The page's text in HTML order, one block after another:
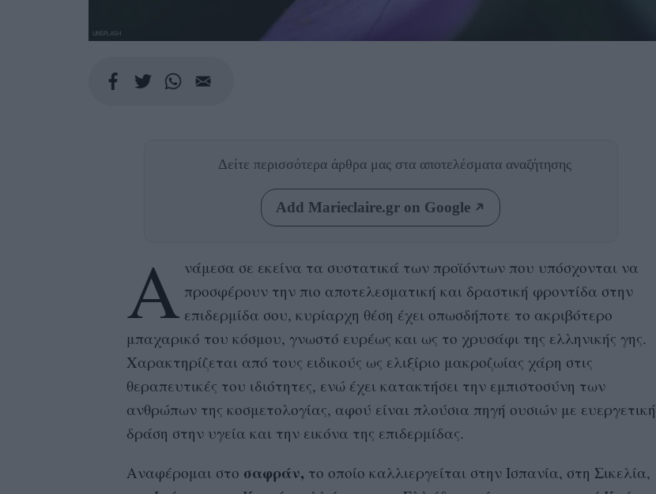
UNSPLASH
Δείτε περισσότερα άρθρα μας στα αποτελέσματα αναζήτησης
Add Marieclaire.gr on Google
Α νάμεσα σε εκείνα τα συστατικά των προϊόντων που υπόσχονται να
προσφέρουν την πιο αποτελεσματική και δραστική φροντίδα στην
επιδερμίδα σου, κυρίαρχη θέση έχει οπωσδήποτε το ακριβότερο
μπαχαρικό του κόσμου, γνωστό ευρέως και ως το χρυσάφι της ελληνικής γης.
Χαρακτηρίζεται από τους ειδικούς ως ελιξίριο μακροζωίας χάρη στις
θεραπευτικές του ιδιότητες, ενώ έχει κατακτήσει την εμπιστοσύνη των
ανθρώπων της κοσμετολογίας, αφού είναι πλούσια πηγή ουσιών με ευεργετική
δράση στην υγεία και την εικόνα της επιδερμίδας.
Αναφέρομαι στο σαφράν, το οποίο καλλιεργείται στην Ισπανία, στη Σικελία,